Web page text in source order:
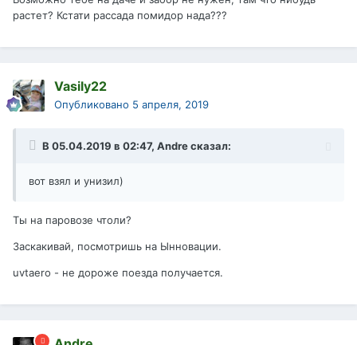
растет? Кстати рассада помидор нада???
Vasily22
Опубликовано 5 апреля, 2019
В 05.04.2019 в 02:47, Andreсказал:
вот взял и унизил)
Ты на паровозе чтоли?
Заскакивай, посмотришь на Ынновации.
uvtaero - не дороже поезда получается.